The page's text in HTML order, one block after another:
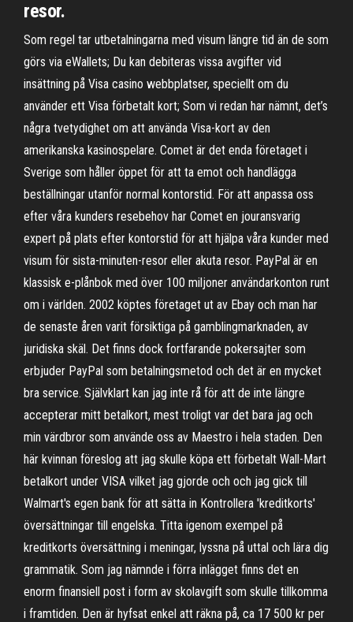
resor.
Som regel tar utbetalningarna med visum längre tid än de som
görs via eWallets; Du kan debiteras vissa avgifter vid
insättning på Visa casino webbplatser, speciellt om du
använder ett Visa förbetalt kort; Som vi redan har nämnt, det’s
några tvetydighet om att använda Visa-kort av den
amerikanska kasinospelare. Comet är det enda företaget i
Sverige som håller öppet för att ta emot och handlägga
beställningar utanför normal kontorstid. För att anpassa oss
efter våra kunders resebehov har Comet en jouransvarig
expert på plats efter kontorstid för att hjälpa våra kunder med
visum för sista-minuten-resor eller akuta resor. PayPal är en
klassisk e-plånbok med över 100 miljoner användarkonton runt
om i världen. 2002 köptes företaget ut av Ebay och man har
de senaste åren varit försiktiga på gamblingmarknaden, av
juridiska skäl. Det finns dock fortfarande pokersajter som
erbjuder PayPal som betalningsmetod och det är en mycket
bra service. Självklart kan jag inte rå för att de inte längre
accepterar mitt betalkort, mest troligt var det bara jag och
min värdbror som använde oss av Maestro i hela staden. Den
här kvinnan föreslog att jag skulle köpa ett förbetalt Wall-Mart
betalkort under VISA vilket jag gjorde och och jag gick till
Walmart's egen bank för att sätta in Kontrollera 'kreditkorts'
översättningar till engelska. Titta igenom exempel på
kreditkorts översättning i meningar, lyssna på uttal och lära dig
grammatik. Som jag nämnde i förra inlägget finns det en
enorm finansiell post i form av skolavgift som skulle tillkomma
i framtiden. Den är hyfsat enkel att räkna på, ca 17 500 kr per